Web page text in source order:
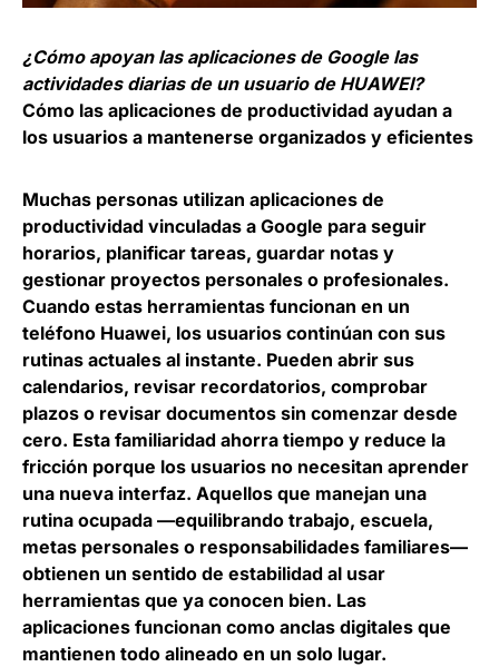
¿Cómo apoyan las aplicaciones de Google las
actividades diarias de un usuario de HUAWEI?
Cómo las aplicaciones de productividad ayudan a
los usuarios a mantenerse organizados y eficientes
Muchas personas utilizan aplicaciones de
productividad vinculadas a Google para seguir
horarios, planificar tareas, guardar notas y
gestionar proyectos personales o profesionales.
Cuando estas herramientas funcionan en un
teléfono Huawei, los usuarios continúan con sus
rutinas actuales al instante. Pueden abrir sus
calendarios, revisar recordatorios, comprobar
plazos o revisar documentos sin comenzar desde
cero. Esta familiaridad ahorra tiempo y reduce la
fricción porque los usuarios no necesitan aprender
una nueva interfaz. Aquellos que manejan una
rutina ocupada —equilibrando trabajo, escuela,
metas personales o responsabilidades familiares—
obtienen un sentido de estabilidad al usar
herramientas que ya conocen bien. Las
aplicaciones funcionan como anclas digitales que
mantienen todo alineado en un solo lugar.